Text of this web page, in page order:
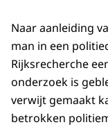
Naar aanleiding
man in een
Rijksrecherche
onderzoek is
verwijt gemaakt
betrokken